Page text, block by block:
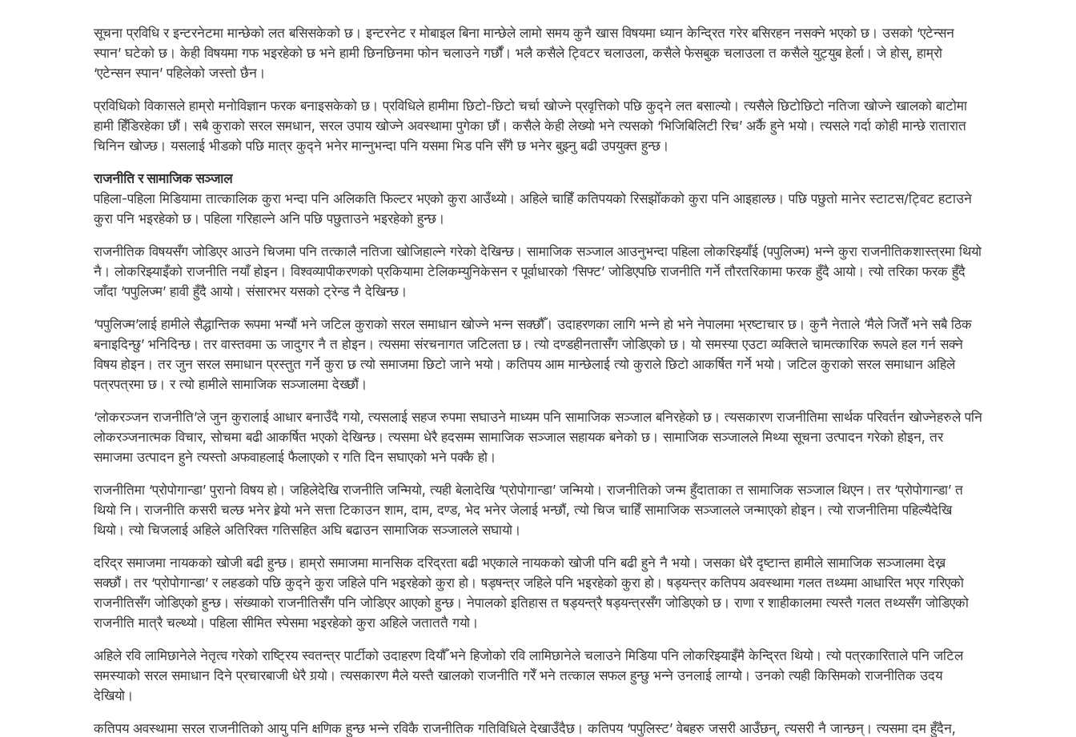
सूचना प्रविधि र इन्टरनेटमा मान्छेको लत बसिसकेको छ। इन्टरनेट र मोबाइल बिना मान्छेले लामो समय कुनै खास विषयमा ध्यान केन्द्रित गरेर बसिरहन नसक्ने भएको छ। उसको ‘एटेन्सन
स्पान’ घटेको छ। केही विषयमा गफ भइरहेको छ भने हामी छिनछिनमा फोन चलाउने गर्छौं। भलै कसैले ट्विटर चलाउला, कसैले फेसबुक चलाउला त कसैले युट्युब हेर्ला। जे होस्, हाम्रो
‘एटेन्सन स्पान’ पहिलेको जस्तो छैन।
प्रविधिको विकासले हाम्रो मनोविज्ञान फरक बनाइसकेको छ। प्रविधिले हामीमा छिटो-छिटो चर्चा खोज्ने प्रवृत्तिको पछि कुद्ने लत बसाल्यो। त्यसैले छिटोछिटो नतिजा खोज्ने खालको बाटोमा
हामी हिँडिरहेका छौं। सबै कुराको सरल समधान, सरल उपाय खोज्ने अवस्थामा पुगेका छौं। कसैले केही लेख्यो भने त्यसको ‘भिजिबिलिटी रिच’ अर्कै हुने भयो। त्यसले गर्दा कोही मान्छे रातारात
चिनिन खोज्छ। यसलाई भीडको पछि मात्र कुद्ने भनेर मान्नुभन्दा पनि यसमा भिड पनि सँगै छ भनेर बुझ्नु बढी उपयुक्त हुन्छ।
राजनीति र सामाजिक सञ्जाल
पहिला-पहिला मिडियामा तात्कालिक कुरा भन्दा पनि अलिकति फिल्टर भएको कुरा आउँथ्यो। अहिले चाहिँ कतिपयको रिसझोँकको कुरा पनि आइहाल्छ। पछि पछुतो मानेर स्टाटस/ट्विट हटाउने
कुरा पनि भइरहेको छ। पहिला गरिहाल्ने अनि पछि पछुताउने भइरहेको हुन्छ।
राजनीतिक विषयसँग जोडिएर आउने चिजमा पनि तत्कालै नतिजा खोजिहाल्ने गरेको देखिन्छ। सामाजिक सञ्जाल आउनुभन्दा पहिला लोकरिझ्याँई (पपुलिज्म) भन्ने कुरा राजनीतिकशास्त्रमा थियो
नै। लोकरिझ्याइँको राजनीति नयाँ होइन। विश्वव्यापीकरणको प्रकियामा टेलिकम्युनिकेसन र पूर्वाधारको ‘सिफ्ट’ जोडिएपछि राजनीति गर्ने तौरतरिकामा फरक हुँदै आयो। त्यो तरिका फरक हुँदै
जाँदा ‘पपुलिज्म’ हावी हुँदै आयो। संसारभर यसको ट्रेन्ड नै देखिन्छ।
‘पपुलिज्म’लाई हामीले सैद्धान्तिक रूपमा भन्यौं भने जटिल कुराको सरल समाधान खोज्ने भन्न सक्छौँ। उदाहरणका लागि भन्ने हो भने नेपालमा भ्रष्टाचार छ। कुनै नेताले ‘मैले जितेँ भने सबै ठिक
बनाइदिन्छु’ भनिदिन्छ। तर वास्तवमा ऊ जादुगर नै त होइन। त्यसमा संरचनागत जटिलता छ। त्यो दण्डहीनतासँग जोडिएको छ। यो समस्या एउटा व्यक्तिले चामत्कारिक रूपले हल गर्न सक्ने
विषय होइन। तर जुन सरल समाधान प्रस्तुत गर्ने कुरा छ त्यो समाजमा छिटो जाने भयो। कतिपय आम मान्छेलाई त्यो कुराले छिटो आकर्षित गर्ने भयो। जटिल कुराको सरल समाधान अहिले
पत्रपत्रमा छ। र त्यो हामीले सामाजिक सञ्जालमा देख्छौं।
‘लोकरञ्जन राजनीति’ले जुन कुरालाई आधार बनाउँदै गयो, त्यसलाई सहज रुपमा सघाउने माध्यम पनि सामाजिक सञ्जाल बनिरहेको छ। त्यसकारण राजनीतिमा सार्थक परिवर्तन खोज्नेहरुले पनि
लोकरञ्जनात्मक विचार, सोचमा बढी आकर्षित भएको देखिन्छ। त्यसमा धेरै हदसम्म सामाजिक सञ्जाल सहायक बनेको छ। सामाजिक सञ्जालले मिथ्या सूचना उत्पादन गरेको होइन, तर
समाजमा उत्पादन हुने त्यस्तो अफवाहलाई फैलाएको र गति दिन सघाएको भने पक्कै हो।
राजनीतिमा ‘प्रोपोगान्डा’ पुरानो विषय हो। जहिलेदेखि राजनीति जन्मियो, त्यही बेलादेखि ‘प्रोपोगान्डा’ जन्मियो। राजनीतिको जन्म हुँदाताका त सामाजिक सञ्जाल थिएन। तर ‘प्रोपोगान्डा’ त
थियो नि। राजनीति कसरी चल्छ भनेर हेर्‍यो भने सत्ता टिकाउन शाम, दाम, दण्ड, भेद भनेर जेलाई भन्छौं, त्यो चिज चाहिँ सामाजिक सञ्जालले जन्माएको होइन। त्यो राजनीतिमा पहिल्यैदेखि
थियो। त्यो चिजलाई अहिले अतिरिक्त गतिसहित अघि बढाउन सामाजिक सञ्जालले सघायो।
दरिद्र समाजमा नायकको खोजी बढी हुन्छ। हाम्रो समाजमा मानसिक दरिद्रता बढी भएकाले नायकको खोजी पनि बढी हुने नै भयो। जसका धेरै दृष्टान्त हामीले सामाजिक सञ्जालमा देख्न
सक्छौं। तर ‘प्रोपोगान्डा’ र लहडको पछि कुद्ने कुरा जहिले पनि भइरहेको कुरा हो। षड्षन्त्र जहिले पनि भइरहेको कुरा हो। षड्यन्त्र कतिपय अवस्थामा गलत तथ्यमा आधारित भएर गरिएको
राजनीतिसँग जोडिएको हुन्छ। संख्याको राजनीतिसँग पनि जोडिएर आएको हुन्छ। नेपालको इतिहास त षड्यन्त्रै षड्यन्त्रसँग जोडिएको छ। राणा र शाहीकालमा त्यस्तै गलत तथ्यसँग जोडिएको
राजनीति मात्रै चल्थ्यो। पहिला सीमित स्पेसमा भइरहेको कुरा अहिले जताततै गयो।
अहिले रवि लामिछानेले नेतृत्व गरेको राष्ट्रिय स्वतन्त्र पार्टीको उदाहरण दियौँ भने हिजोको रवि लामिछानेले चलाउने मिडिया पनि लोकरिझ्याइँमै केन्द्रित थियो। त्यो पत्रकारिताले पनि जटिल
समस्याको सरल समाधान दिने प्रचारबाजी धेरै गर्‍यो। त्यसकारण मैले यस्तै खालको राजनीति गरेँ भने तत्काल सफल हुन्छु भन्ने उनलाई लाग्यो। उनको त्यही किसिमको राजनीतिक उदय
देखियो।
कतिपय अवस्थामा सरल राजनीतिको आयु पनि क्षणिक हुन्छ भन्ने रविकै राजनीतिक गतिविधिले देखाउँदैछ। कतिपय ‘पपुलिस्ट’ वेबहरु जसरी आउँछन्, त्यसरी नै जान्छन्। त्यसमा दम हुँदैन,